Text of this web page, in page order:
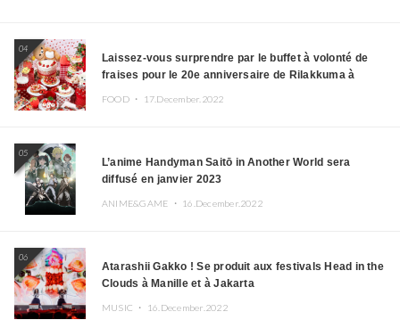
04
Laissez-vous surprendre par le buffet à volonté de
fraises pour le 20e anniversaire de Rilakkuma à
FOOD ・ 17.December.2022
05
L’anime Handyman Saitō in Another World sera
diffusé en janvier 2023
ANIME&GAME ・ 16.December.2022
06
Atarashii Gakko ! Se produit aux festivals Head in the
Clouds à Manille et à Jakarta
MUSIC ・ 16.December.2022